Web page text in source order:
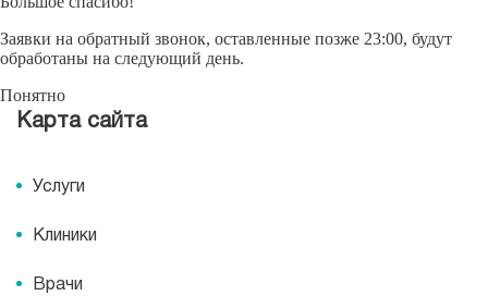
Заявки на обратный звонок, оставленные позже 23:00, будут
обработаны на следующий день.
Понятно
Карта сайта
Услуги
Клиники
Врачи